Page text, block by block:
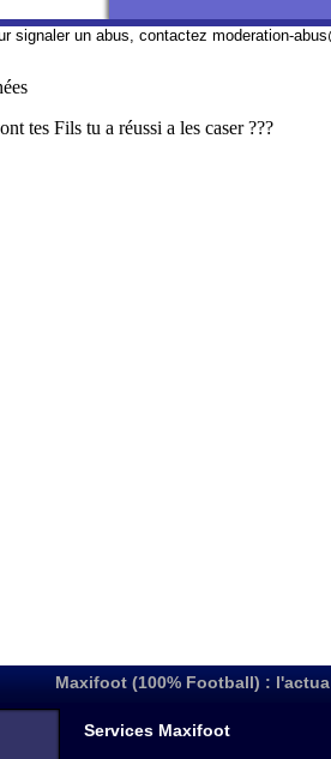
signaler un abus, contactez moderation-
Maxifoot (100% Football) :
Services Maxifoot